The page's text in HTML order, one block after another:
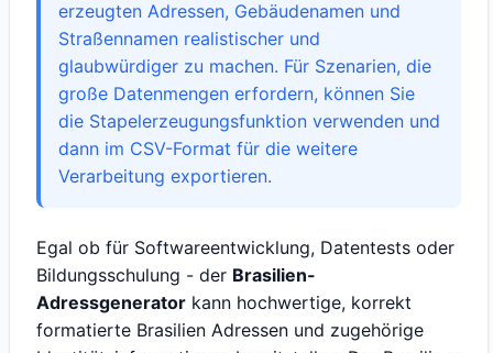
erzeugten Adressen, Gebäudenamen und
Straßennamen realistischer und
glaubwürdiger zu machen. Für Szenarien, die
große Datenmengen erfordern, können Sie
die Stapelerzeugungsfunktion verwenden und
dann im CSV-Format für die weitere
Verarbeitung exportieren.
Egal ob für Softwareentwicklung, Datentests oder
Bildungsschulung - der Brasilien-
Adressgenerator kann hochwertige, korrekt
formatierte Brasilien Adressen und zugehörige